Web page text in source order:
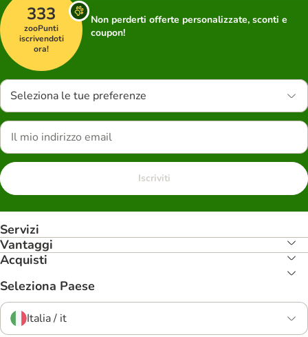
333
zooPunti
iscrivendoti
ora!
Non perderti offerte personalizzate, sconti e
coupon!
Seleziona le tue preferenze
Iscriviti
Servizi
Vantaggi
Acquisti
Seleziona Paese
Italia / it